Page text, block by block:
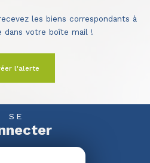
les biens correspondants à
dans votre boîte mail !
l'alerte
SE
propriétaire